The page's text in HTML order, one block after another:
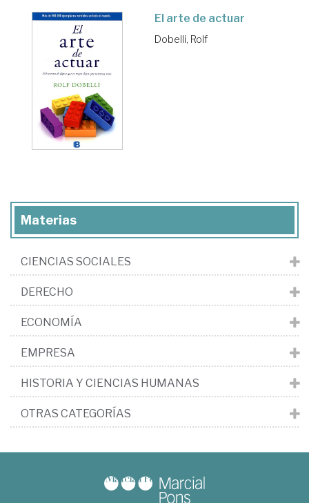
El arte de actuar
Dobelli, Rolf
Materias
CIENCIAS SOCIALES
DERECHO
ECONOMÍA
EMPRESA
HISTORIA Y CIENCIAS HUMANAS
OTRAS CATEGORÍAS